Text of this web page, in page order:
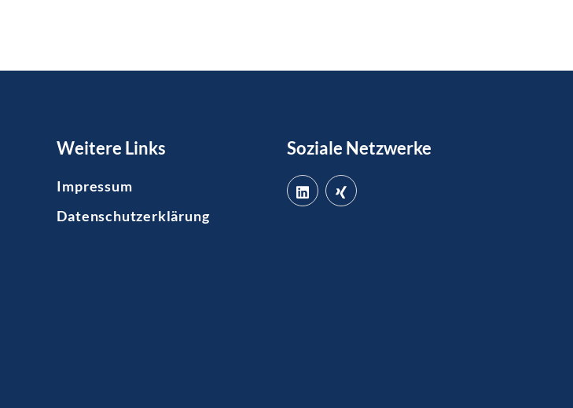
Weitere Links
Impressum
Datenschutzerklärung
Soziale Netzwerke